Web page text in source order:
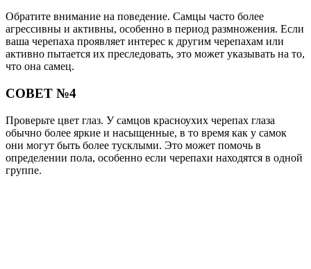
Обратите внимание на поведение. Самцы часто более
агрессивны и активны, особенно в период размножения. Если
ваша черепаха проявляет интерес к другим черепахам или
активно пытается их преследовать, это может указывать на то,
что она самец.
СОВЕТ №4
Проверьте цвет глаз. У самцов красноухих черепах глаза
обычно более яркие и насыщенные, в то время как у самок
они могут быть более тусклыми. Это может помочь в
определении пола, особенно если черепахи находятся в одной
группе.